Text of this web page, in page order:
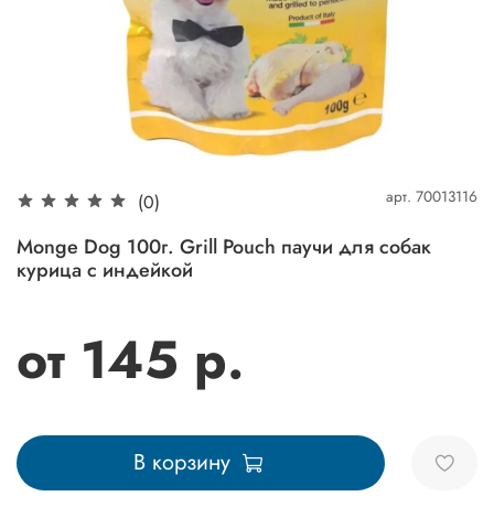
(0) арт. 70013116
Monge Dog 100г. Grill Pouch паучи для собак
курица с индейкой
от 145 р.
В корзину